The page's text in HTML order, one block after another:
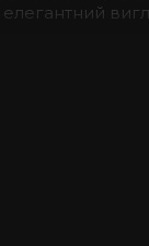
покриттям.
Ви